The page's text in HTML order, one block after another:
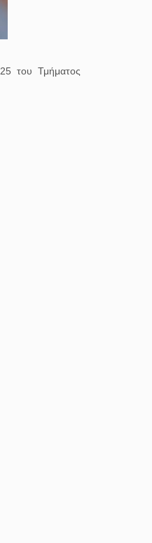
του Τμήματος